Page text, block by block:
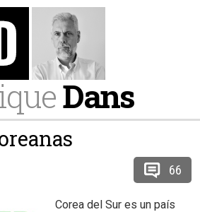
Dans
66
Corea del Sur es un país